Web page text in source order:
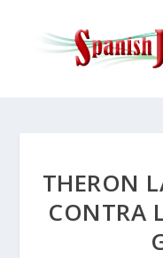
THERON
CONTRA